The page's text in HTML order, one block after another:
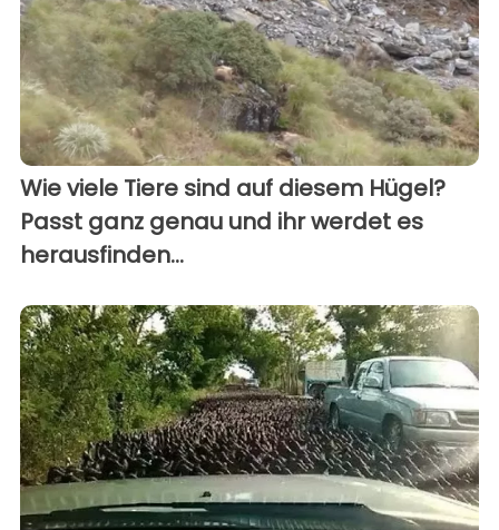
Wie viele Tiere sind auf diesem Hügel?
Passt ganz genau und ihr werdet es
herausfinden...